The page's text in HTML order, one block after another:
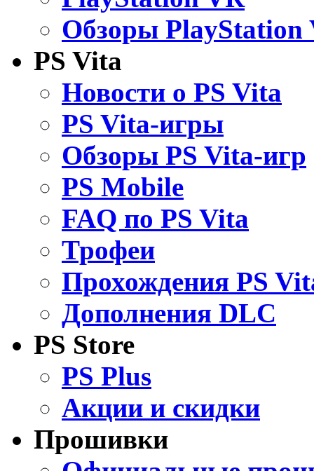
Обзоры PlayStation
PS Vita
Новости о PS Vita
PS Vita-игры
Обзоры PS Vita-игр
PS Mobile
FAQ по PS Vita
Трофеи
Прохождения PS
Дополнения DLC
PS Store
PS Plus
Акции и скидки
Прошивки